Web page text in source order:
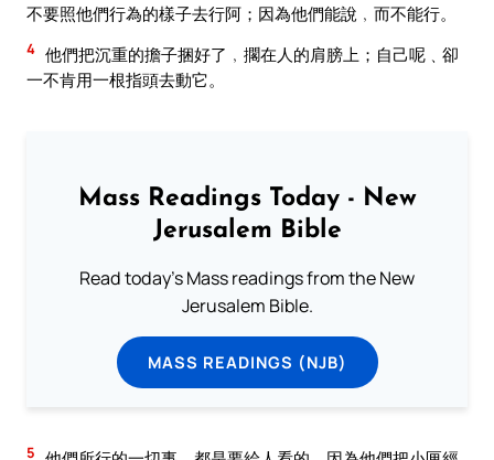
不要照他們行為的樣子去行阿；因為他們能說﹐而不能行。
4 他們把沉重的擔子捆好了﹐擱在人的肩膀上；自己呢﹑卻
一不肯用一根指頭去動它。
Mass Readings Today - New
Jerusalem Bible
Read today's Mass readings from the New
Jerusalem Bible.
MASS READINGS (NJB)
5